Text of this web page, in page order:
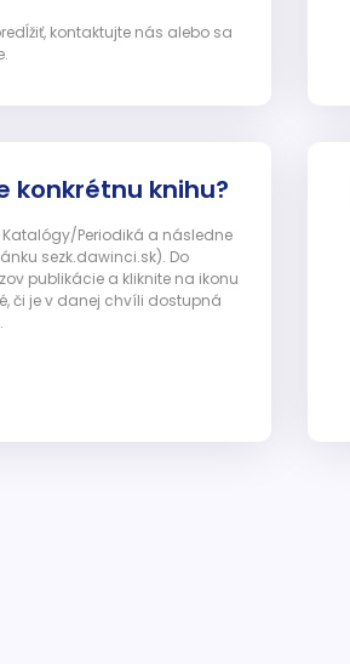
kontaktujte nás alebo sa
konkrétnu knihu?
Periodiká a následne
sezk.dawinci.sk). Do
publikácie a kliknite na ikonu
či je v danej chvíli dostupná